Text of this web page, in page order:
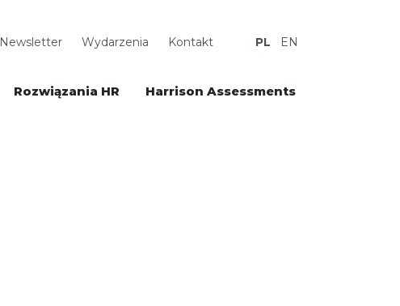
Newsletter Wydarzenia Kontakt PL EN
Rozwiązania HR Harrison Assessments